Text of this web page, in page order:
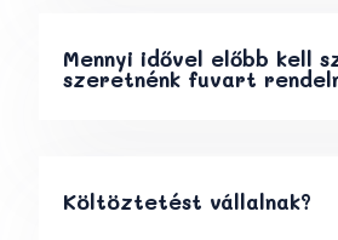
Mennyi idővel előbb kell
szeretnénk fuvart
Költöztetést vállalnak?